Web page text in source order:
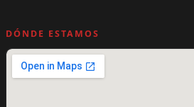
DÓNDE ESTAMOS